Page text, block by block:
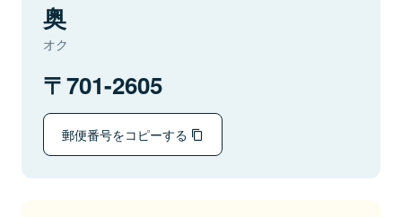
奥
オク
701-2605
郵便番号をコピーする